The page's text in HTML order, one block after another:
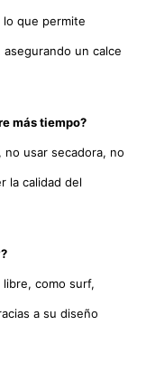
que permite
un calce
más tiempo?
no usar secadora, no
la calidad del
libre, como surf,
a su diseño